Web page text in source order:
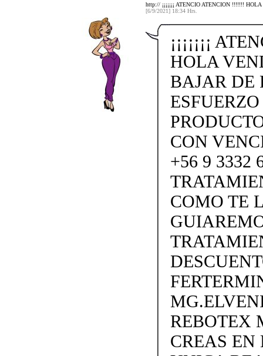
http:// ¡¡¡¡¡¡¡ ATENCIO ATENCION !!!!!!!
[6/9/2021] 18:34 Hrs.
¡¡¡¡¡¡¡
HOLA
BAJAR DE
CON
+56 9 3332
COMO TE
REBOTEX
CREAS EN